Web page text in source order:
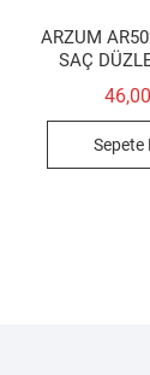
ARZUM
SAÇ
46,00
Sepete